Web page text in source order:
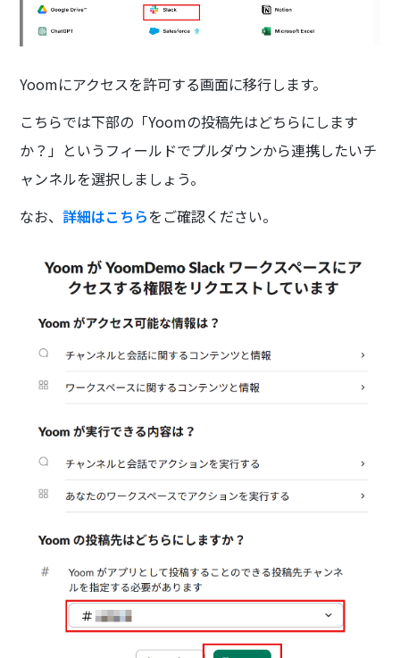
Yoomにアクセスを許可する画面に移行します。
こちらでは下部の「Yoomの投稿先はどちらにします
か？」というフィールドでプルダウンから連携したいチ
ャンネルを選択しましょう。
なお、詳細はこちらをご確認ください。